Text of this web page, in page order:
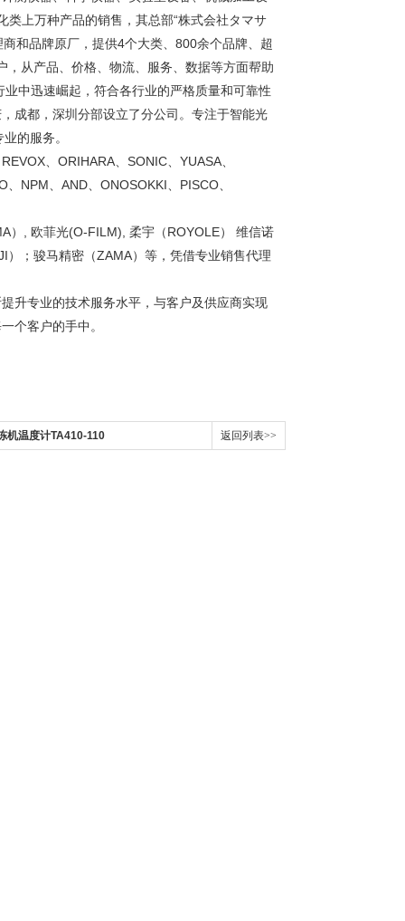
上万种产品的销售，其总部“株式会社タマサ
和品牌原厂，提供4个大类、800余个品牌、超
从产品、价格、物流、服务、数据等方面帮助
中迅速崛起，符合各行业的严格质量和可靠性
成都，深圳分部设立了分公司。专注于智能光
的服务。
、ORIHARA、SONIC、YUASA、
NPM、AND、ONOSOKKI、PISCO、
）, 欧菲光(O-FILM), 柔宇（ROYOLE） 维信诺
；骏马精密（ZAMA）等，凭借专业销售代理
升专业的技术服务水平，与客户及供应商实现
个客户的手中。
机温度计TA410-110 返回列表>>